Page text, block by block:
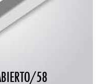
58